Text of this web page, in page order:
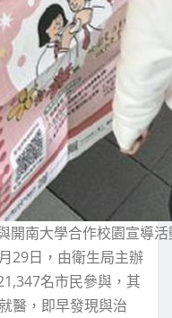
開南大學合作校園宣導
29日，由衛生局主辦
名市民參與，其
醫，即早發現與治